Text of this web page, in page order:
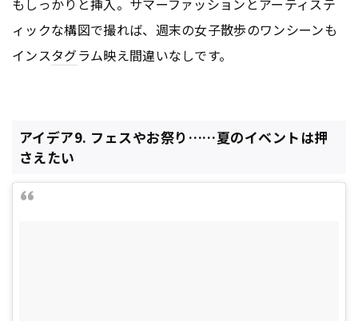
ィックな構図で撮れば、週末の女子散歩のワンシーンも
インスタグラム映え間違いなしです。
アイデア9. フェスやお祭り……夏のイベントは押
さえたい